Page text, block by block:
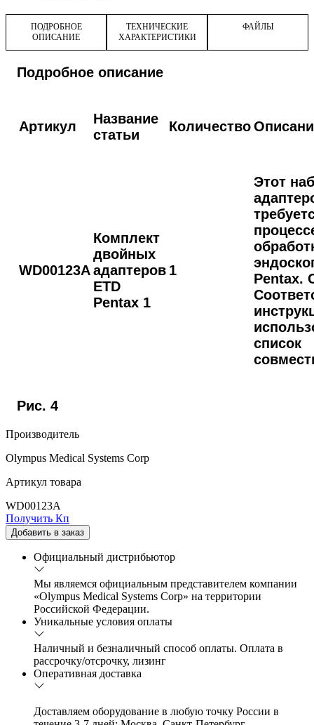
ПОДРОБНОЕ
ОПИСАНИЕ
ТЕХНИЧЕСКИЕ
ХАРАКТЕРИСТИКИ
ФАЙЛЫ
Подробное описание
Артикул
Название
статьи
Количество
WD00123A
Комплект
двойных
адаптеров
ETD
Pentax 1
1
Этот
Pentax.
список
Рис. 4
Производитель
Olympus Medical Systems Corp
Артикул товара
WD00123A
Получить Кп
Добавить в заказ
Официальный дистрибьютор
Мы являемся официальным представителем компании
«Olympus Medical Systems Corp» на территории
Российской Федерации.
Уникальные условия оплаты
Наличный и безналичный способ оплаты. Оплата в
рассрочку/отсрочку, лизинг
Оперативная доставка
Доставляем оборудование в любую точку России в